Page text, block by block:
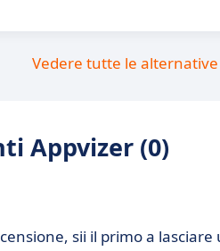
Vedere tutte le alternative
Appvizer (0)
sii il primo a